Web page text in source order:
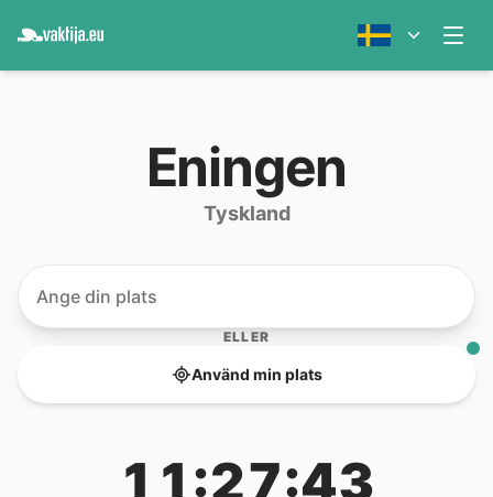
Eningen
Tyskland
ELLER
Använd min plats
11:27:43